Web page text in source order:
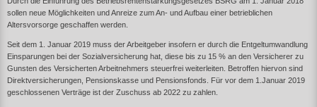
sollen neue Möglichkeiten und Anreize zum An- und Aufbau einer betrieblichen
Altersvorsorge geschaffen werden.
Seit dem 1. Januar 2019 muss der Arbeitgeber insofern er durch die Entgeltumwandlung
Einsparungen bei der Sozialversicherung hat, diese bis zu 15 % an den Versicherer zu
Gunsten des Versicherten Arbeitnehmers steuerfrei weiterleiten. Betroffen hiervon sind
Direktversicherungen, Pensionskasse und Pensionsfonds. Für vor dem 1.Januar 2019
geschlossenen Verträge ist der Zuschuss ab 2022 zu zahlen.